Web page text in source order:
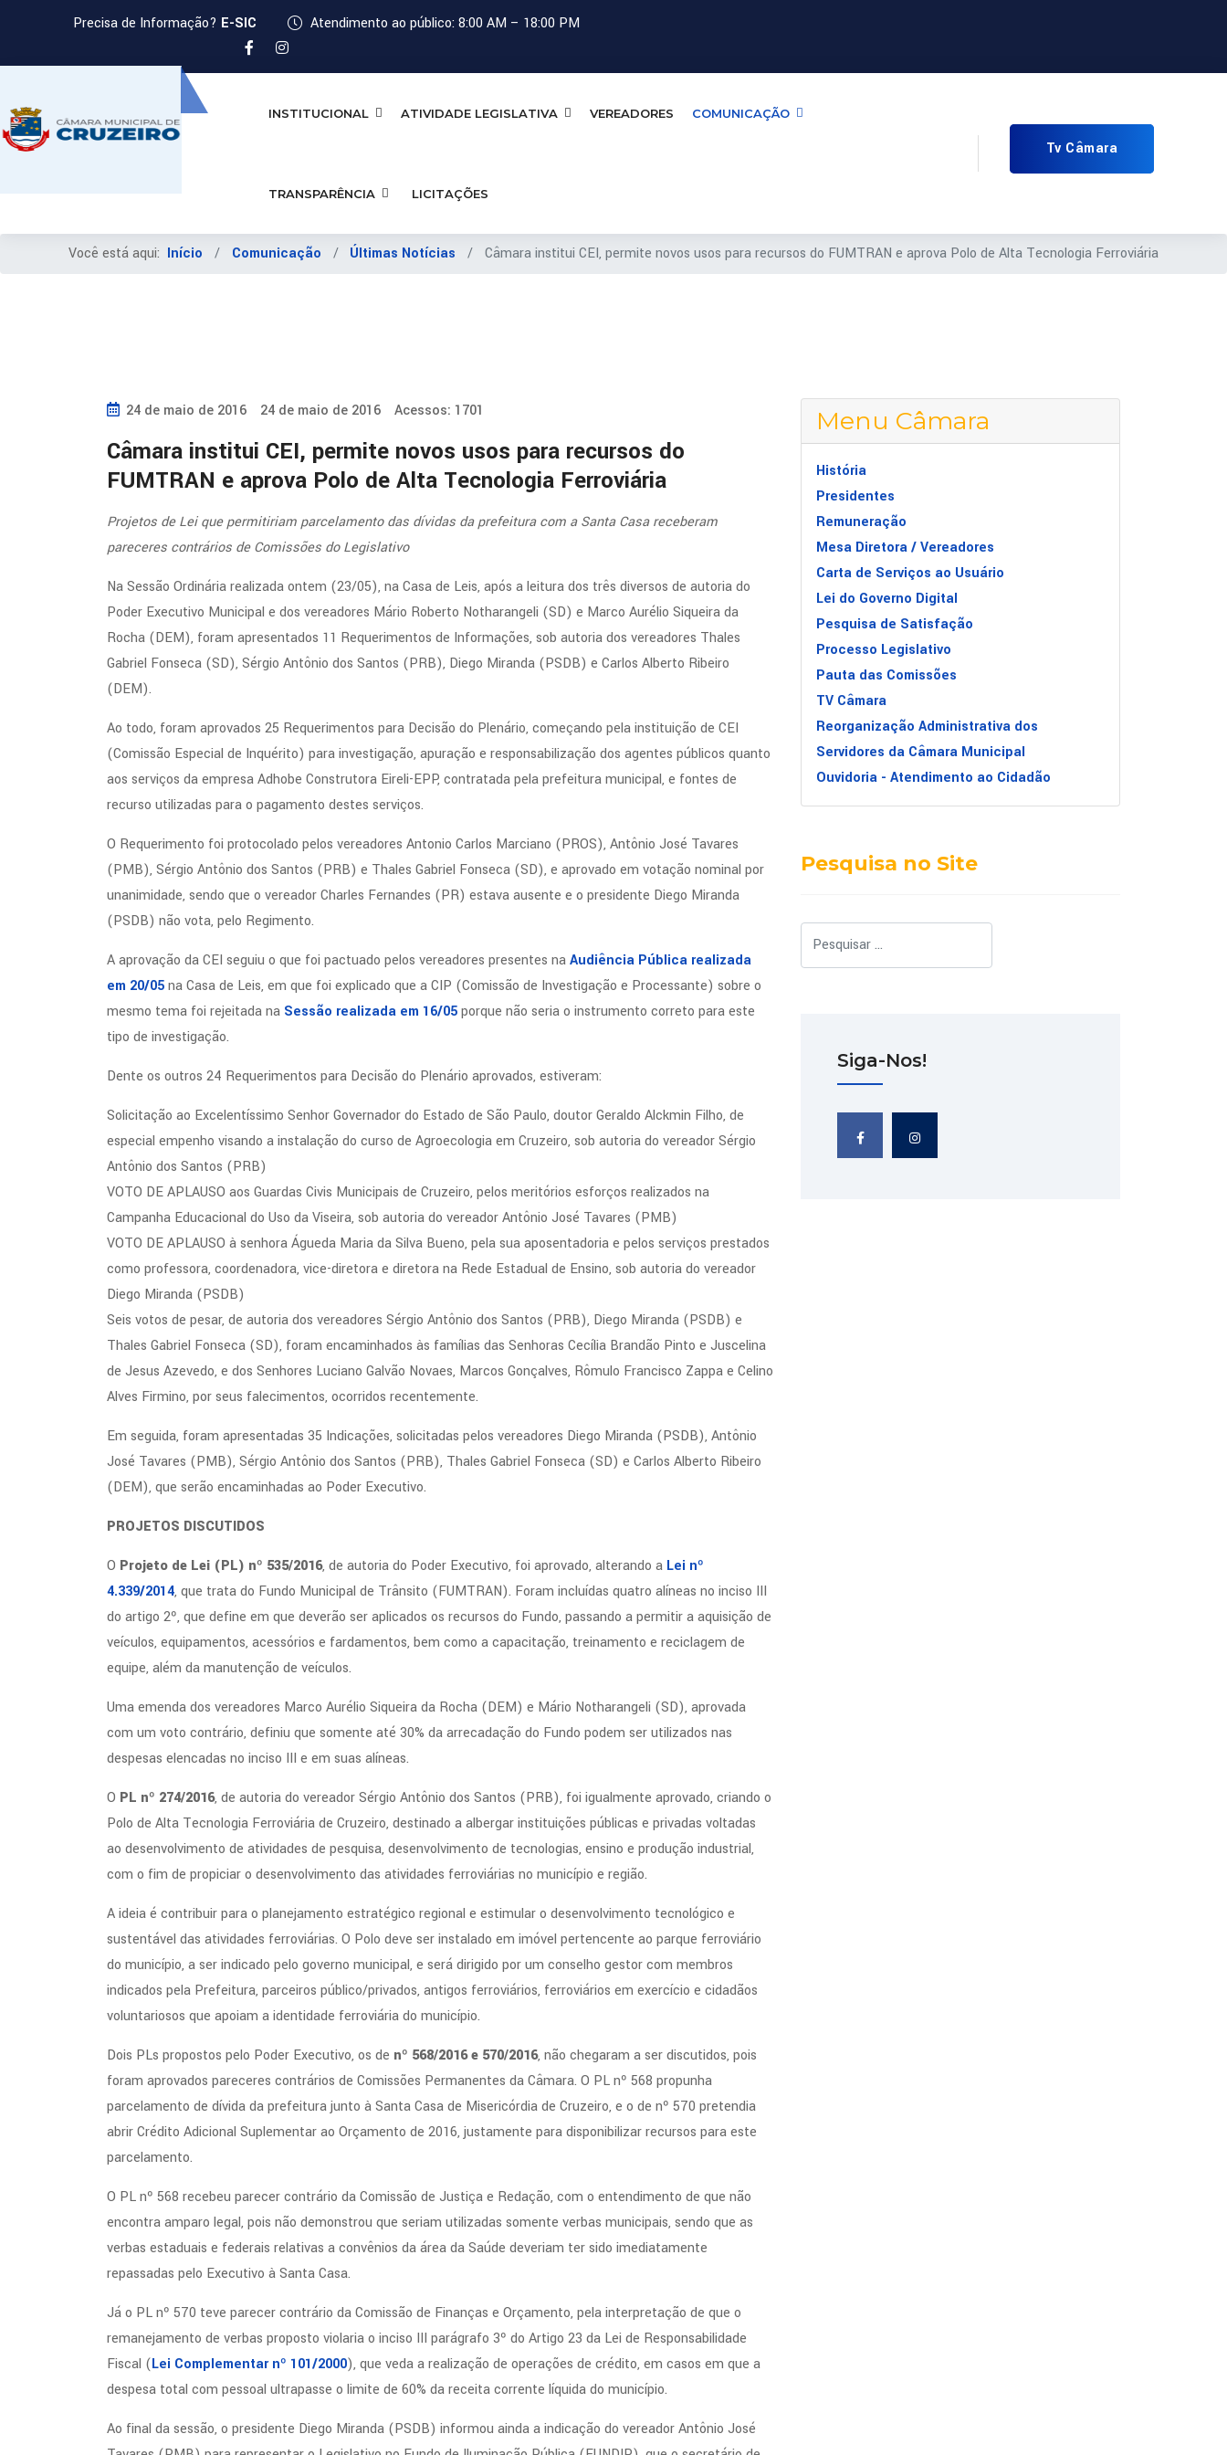
Precisa de Informação? E-SIC Atendimento ao público: 8:00 AM – 18:00 PM
INSTITUCIONAL ATIVIDADE LEGISLATIVA VEREADORES COMUNICAÇÃO
TRANSPARÊNCIA LICITAÇÕES
Tv Câmara
Você está aqui: Início Comunicação Últimas Notícias Câmara institui CEI, permite novos usos para recursos do FUMTRAN e aprova Polo de Alta Tecnologia Ferroviária
24 de maio de 2016 24 de maio de 2016 Acessos: 1701
Câmara institui CEI, permite novos usos para recursos do
FUMTRAN e aprova Polo de Alta Tecnologia Ferroviária
Projetos de Lei que permitiriam parcelamento das dívidas da prefeitura com a Santa Casa receberam
pareceres contrários de Comissões do Legislativo
Na Sessão Ordinária realizada ontem (23/05), na Casa de Leis, após a leitura dos três diversos de autoria do
Poder Executivo Municipal e dos vereadores Mário Roberto Notharangeli (SD) e Marco Aurélio Siqueira da
Rocha (DEM), foram apresentados 11 Requerimentos de Informações, sob autoria dos vereadores Thales
Gabriel Fonseca (SD), Sérgio Antônio dos Santos (PRB), Diego Miranda (PSDB) e Carlos Alberto Ribeiro
(DEM).
Ao todo, foram aprovados 25 Requerimentos para Decisão do Plenário, começando pela instituição de CEI
(Comissão Especial de Inquérito) para investigação, apuração e responsabilização dos agentes públicos quanto
aos serviços da empresa Adhobe Construtora Eireli-EPP, contratada pela prefeitura municipal, e fontes de
recurso utilizadas para o pagamento destes serviços.
O Requerimento foi protocolado pelos vereadores Antonio Carlos Marciano (PROS), Antônio José Tavares
(PMB), Sérgio Antônio dos Santos (PRB) e Thales Gabriel Fonseca (SD), e aprovado em votação nominal por
unanimidade, sendo que o vereador Charles Fernandes (PR) estava ausente e o presidente Diego Miranda
(PSDB) não vota, pelo Regimento.
A aprovação da CEI seguiu o que foi pactuado pelos vereadores presentes naAudiência Pública realizada
em 20/05na Casa de Leis, em que foi explicado que a CIP (Comissão de Investigação e Processante) sobre o
mesmo tema foi rejeitada na Sessão realizada em 16/05porque não seria o instrumento correto para este
tipo de investigação.
Dente os outros 24 Requerimentos para Decisão do Plenário aprovados, estiveram:
Solicitação ao Excelentíssimo Senhor Governador do Estado de São Paulo, doutor Geraldo Alckmin Filho, de
especial empenho visando a instalação do curso de Agroecologia em Cruzeiro, sob autoria do vereador Sérgio
Antônio dos Santos (PRB)
VOTO DE APLAUSO aos Guardas Civis Municipais de Cruzeiro, pelos meritórios esforços realizados na
Campanha Educacional do Uso da Viseira, sob autoria do vereador Antônio José Tavares (PMB)
VOTO DE APLAUSO à senhora Águeda Maria da Silva Bueno, pela sua aposentadoria e pelos serviços prestados
como professora, coordenadora, vice-diretora e diretora na Rede Estadual de Ensino, sob autoria do vereador
Diego Miranda (PSDB)
Seis votos de pesar, de autoria dos vereadores Sérgio Antônio dos Santos (PRB), Diego Miranda (PSDB) e
Thales Gabriel Fonseca (SD), foram encaminhados às famílias das Senhoras Cecília Brandão Pinto e Juscelina
de Jesus Azevedo, e dos Senhores Luciano Galvão Novaes, Marcos Gonçalves, Rômulo Francisco Zappa e Celino
Alves Firmino, por seus falecimentos, ocorridos recentemente.
Em seguida, foram apresentadas 35 Indicações, solicitadas pelos vereadores Diego Miranda (PSDB), Antônio
José Tavares (PMB), Sérgio Antônio dos Santos (PRB), Thales Gabriel Fonseca (SD) e Carlos Alberto Ribeiro
(DEM), que serão encaminhadas ao Poder Executivo.
PROJETOS DISCUTIDOS
O Projeto de Lei (PL) nº 535/2016, de autoria do Poder Executivo, foi aprovado, alterando a Lei nº
4.339/2014, que trata do Fundo Municipal de Trânsito (FUMTRAN). Foram incluídas quatro alíneas no inciso III
do artigo 2º, que define em que deverão ser aplicados os recursos do Fundo, passando a permitir a aquisição de
veículos, equipamentos, acessórios e fardamentos, bem como a capacitação, treinamento e reciclagem de
equipe, além da manutenção de veículos.
Uma emenda dos vereadores Marco Aurélio Siqueira da Rocha (DEM) e Mário Notharangeli (SD), aprovada
com um voto contrário, definiu que somente até 30% da arrecadação do Fundo podem ser utilizados nas
despesas elencadas no inciso III e em suas alíneas.
O PL nº 274/2016, de autoria do vereador Sérgio Antônio dos Santos (PRB), foi igualmente aprovado, criando o
Polo de Alta Tecnologia Ferroviária de Cruzeiro, destinado a albergar instituições públicas e privadas voltadas
ao desenvolvimento de atividades de pesquisa, desenvolvimento de tecnologias, ensino e produção industrial,
com o fim de propiciar o desenvolvimento das atividades ferroviárias no município e região.
A ideia é contribuir para o planejamento estratégico regional e estimular o desenvolvimento tecnológico e
sustentável das atividades ferroviárias. O Polo deve ser instalado em imóvel pertencente ao parque ferroviário
do município, a ser indicado pelo governo municipal, e será dirigido por um conselho gestor com membros
indicados pela Prefeitura, parceiros público/privados, antigos ferroviários, ferroviários em exercício e cidadãos
voluntariosos que apoiam a identidade ferroviária do município.
Dois PLs propostos pelo Poder Executivo, os de nº 568/2016 e 570/2016, não chegaram a ser discutidos, pois
foram aprovados pareceres contrários de Comissões Permanentes da Câmara. O PL nº 568 propunha
parcelamento de dívida da prefeitura junto à Santa Casa de Misericórdia de Cruzeiro, e o de nº 570 pretendia
abrir Crédito Adicional Suplementar ao Orçamento de 2016, justamente para disponibilizar recursos para este
parcelamento.
O PL nº 568 recebeu parecer contrário da Comissão de Justiça e Redação, com o entendimento de que não
encontra amparo legal, pois não demonstrou que seriam utilizadas somente verbas municipais, sendo que as
verbas estaduais e federais relativas a convênios da área da Saúde deveriam ter sido imediatamente
repassadas pelo Executivo à Santa Casa.
Já o PL nº 570 teve parecer contrário da Comissão de Finanças e Orçamento, pela interpretação de que o
remanejamento de verbas proposto violaria o inciso III parágrafo 3º do Artigo 23 da Lei de Responsabilidade
Fiscal (Lei Complementar nº 101/2000), que veda a realização de operações de crédito, em casos em que a
despesa total com pessoal ultrapasse o limite de 60% da receita corrente líquida do município.
Ao final da sessão, o presidente Diego Miranda (PSDB) informou ainda a indicação do vereador Antônio José
Menu Câmara
História
Presidentes
Remuneração
Mesa Diretora / Vereadores
Carta de Serviços ao Usuário
Lei do Governo Digital
Pesquisa de Satisfação
Processo Legislativo
Pauta das Comissões
TV Câmara
Reorganização Administrativa dos
Servidores da Câmara Municipal
Ouvidoria - Atendimento ao Cidadão
Pesquisa no Site
Siga-Nos!